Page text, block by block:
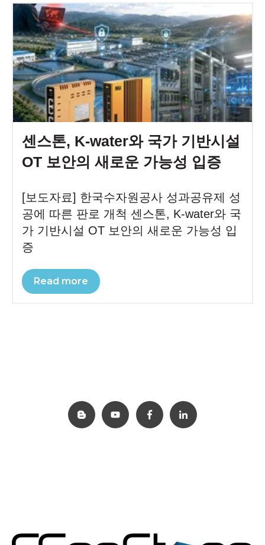
센스톤, K-water와 국가 기반시설
OT 보안의 새로운 가능성 입증
[보도자료] 한국수자원공사 성과공유제 성
공에 따른 판로 개척 센스톤, K-water와 국
가 기반시설 OT 보안의 새로운 가능성 입
증
Read more